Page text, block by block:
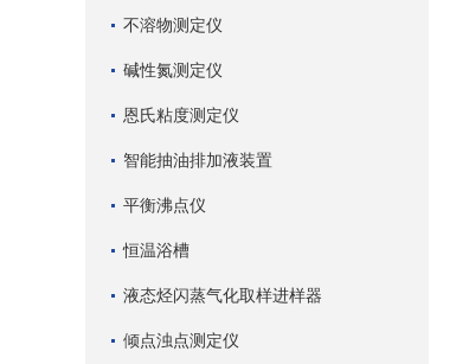
不溶物测定仪
碱性氮测定仪
恩氏粘度测定仪
智能抽油排加液装置
平衡沸点仪
恒温浴槽
液态烃闪蒸气化取样进样器
倾点浊点测定仪